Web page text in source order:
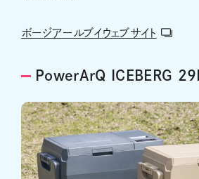
ボージアールブイウェブサイト
PowerArQ ICEBERG 29L